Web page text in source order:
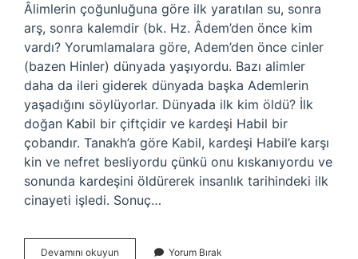
Âlimlerin çoğunluğuna göre ilk yaratılan su, sonra
arş, sonra kalemdir (bk. Hz. Âdem’den önce kim
vardı? Yorumlamalara göre, Adem’den önce cinler
(bazen Hinler) dünyada yaşıyordu. Bazı alimler
daha da ileri giderek dünyada başka Ademlerin
yaşadığını söylüyorlar. Dünyada ilk kim öldü? İlk
doğan Kabil bir çiftçidir ve kardeşi Habil bir
çobandır. Tanakh’a göre Kabil, kardeşi Habil’e karşı
kin ve nefret besliyordu çünkü onu kıskanıyordu ve
sonunda kardeşini öldürerek insanlık tarihindeki ilk
cinayeti işledi. Sonuç…
Devamını okuyun Dünyada
Yorum Bırak